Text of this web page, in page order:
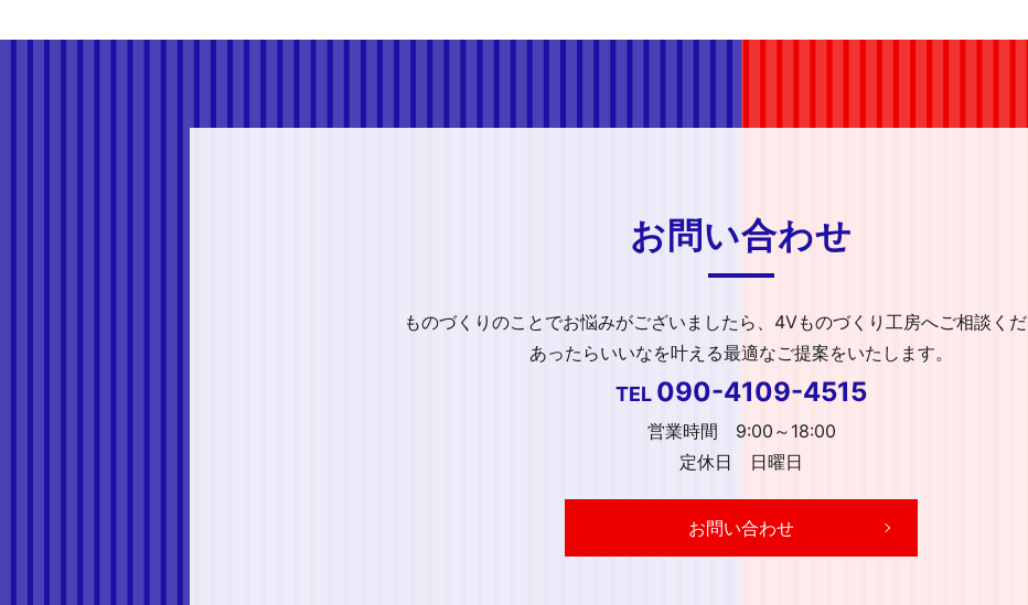
お問い合わせ
ものづくりのことでお悩みがございましたら、 4Vものづくり工房へご相談くだ
あったらいいなを叶える最適なご提案をいたします。
TEL 090-4109-4515
営業時間 9:00～18:00
定休日 日曜日
お問い合わせ